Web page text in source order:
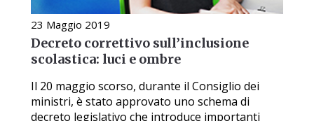
23 Maggio 2019
Decreto correttivo sull’inclusione
scolastica: luci e ombre
Il 20 maggio scorso, durante il Consiglio dei
ministri, è stato approvato uno schema di
decreto legislativo che introduce importanti